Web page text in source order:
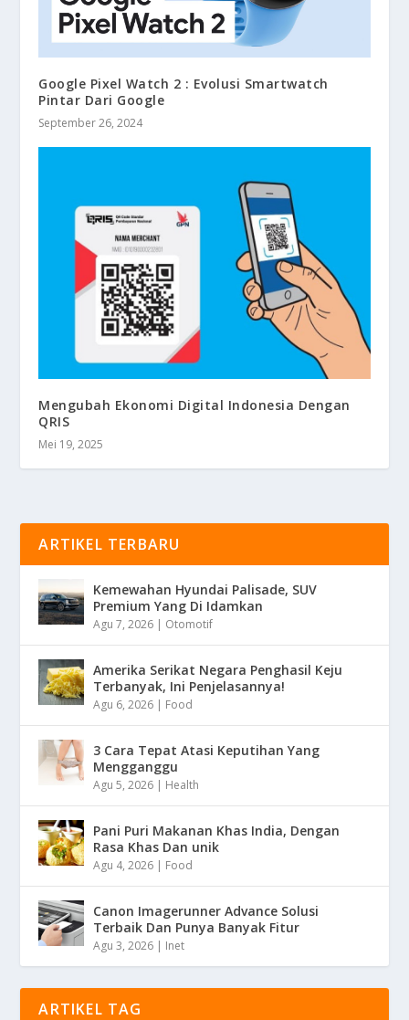
Google Pixel Watch 2 : Evolusi Smartwatch
Pintar Dari Google
September 26, 2024
Mengubah Ekonomi Digital Indonesia Dengan
QRIS
Mei 19, 2025
ARTIKEL TERBARU
Kemewahan Hyundai Palisade, SUV
Premium Yang Di Idamkan
Agu 7, 2026 | Otomotif
Amerika Serikat Negara Penghasil Keju
Terbanyak, Ini Penjelasannya!
Agu 6, 2026 | Food
3 Cara Tepat Atasi Keputihan Yang
Mengganggu
Agu 5, 2026 | Health
Pani Puri Makanan Khas India, Dengan
Rasa Khas Dan unik
Agu 4, 2026 | Food
Canon Imagerunner Advance Solusi
Terbaik Dan Punya Banyak Fitur
Agu 3, 2026 | Inet
ARTIKEL TAG